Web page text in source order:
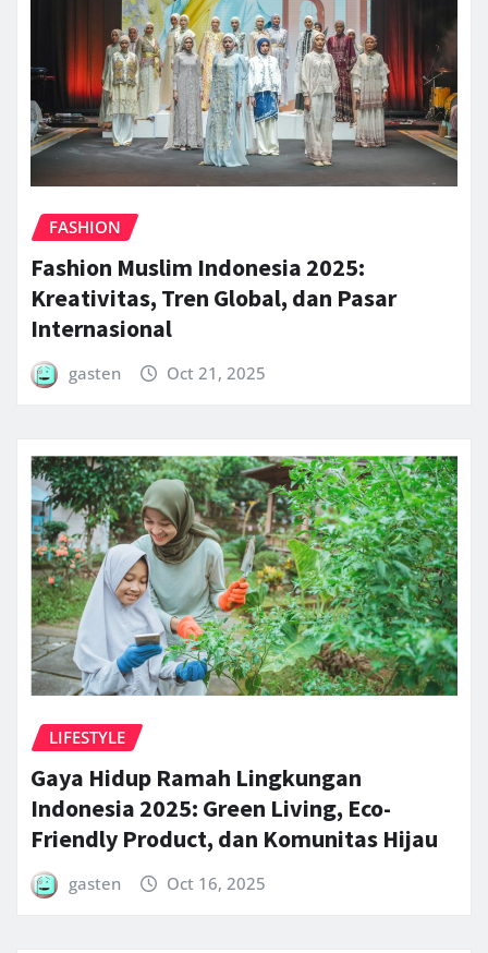
FASHION
Fashion Muslim Indonesia 2025:
Kreativitas, Tren Global, dan Pasar
Internasional
gasten Oct 21, 2025
LIFESTYLE
Gaya Hidup Ramah Lingkungan
Indonesia 2025: Green Living, Eco-
Friendly Product, dan Komunitas Hijau
gasten Oct 16, 2025